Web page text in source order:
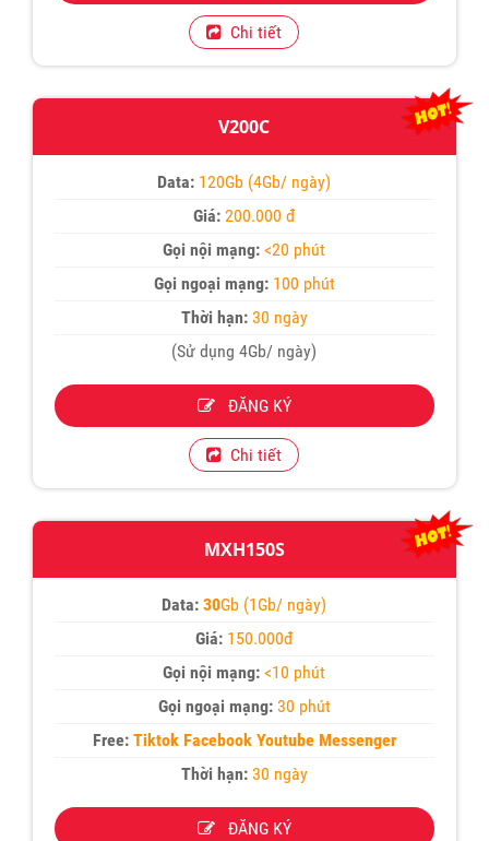
Chi tiết
V200C
Data: 120Gb (4Gb/ ngày)
Giá:200.000 đ
Gọi nội mạng:<20 phút
Gọi ngoại mạng:100 phút
Thời hạn:30 ngày
(Sử dụng 4Gb/ ngày)
ĐĂNG KÝ
Chi tiết
MXH150S
Data: 30Gb (1Gb/ ngày)
Giá: 150.000đ
Gọi nội mạng:<10 phút
Gọi ngoại mạng: 30 phút
Free: Tiktok Facebook Youtube Messenger
Thời hạn:30 ngày
ĐĂNG KÝ